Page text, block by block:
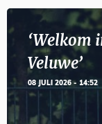
‘Welkom
Veluwe’
08 JULI 2026 - 14:52